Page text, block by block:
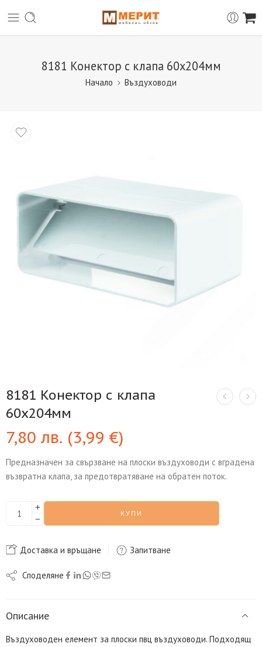
8181 Конектор с клапа 60х204мм
Начало Въздуховоди
8181 Конектор с клапа
60х204мм
7,80лв. (3,99€)
Предназначен за свързване на плоски въздуховоди с вградена
възвратна клапа, за предотвратяване на обратен поток.
КУПИ
Доставка и връщане Запитване
Споделяне
Описание
Въздуховоден елемент за плоски пвц въздуховоди. Подходящ